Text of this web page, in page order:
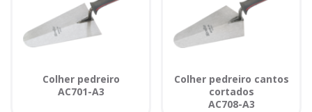
Colher pedreiro
AC701-A3
Colher pedreiro cantos
cortados
AC708-A3